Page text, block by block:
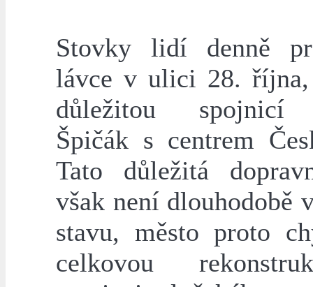
Stovky lidí denně
lávce v ulici 28.
důležitou spojnicí
Špičák s centrem
Tato důležitá
však není dlouhodobě
stavu, město proto
celkovou